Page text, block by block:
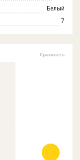
Белый
7
Сравнить